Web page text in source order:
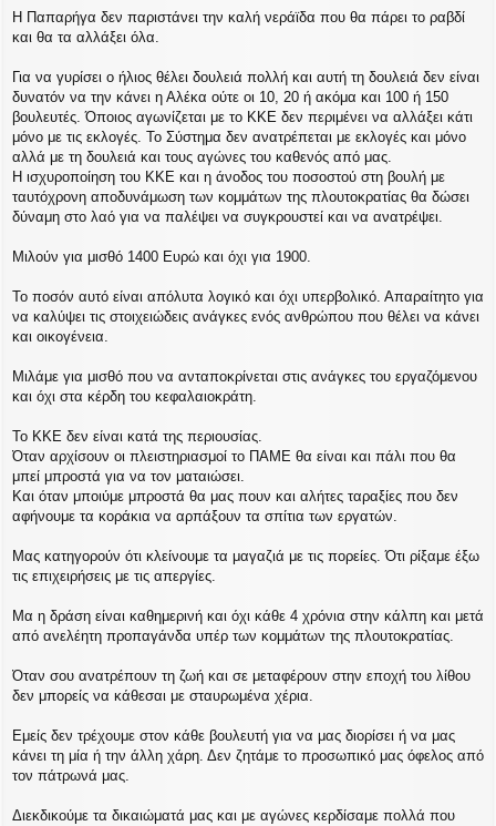
μ
ο
ί
υ
σ
η
Η Παπαρήγα δεν παριστάνει την καλή νεράϊδα που θα πάρει το ραβδί
και θα τα αλλάξει όλα.
Για να γυρίσει ο ήλιος θέλει δουλειά πολλή και αυτή τη δουλειά δεν είναι
δυνατόν να την κάνει η Αλέκα ούτε οι 10, 20 ή ακόμα και 100 ή 150
βουλευτές. Όποιος αγωνίζεται με το ΚΚΕ δεν περιμένει να αλλάξει κάτι
μόνο με τις εκλογές. Το Σύστημα δεν ανατρέπεται με εκλογές και μόνο
αλλά με τη δουλειά και τους αγώνες του καθενός από μας.
Η ισχυροποίηση του ΚΚΕ και η άνοδος του ποσοστού στη βουλή με
ταυτόχρονη αποδυνάμωση των κομμάτων της πλουτοκρατίας θα δώσει
δύναμη στο λαό για να παλέψει να συγκρουστεί και να ανατρέψει.
Μιλούν για μισθό 1400 Ευρώ και όχι για 1900.
Το ποσόν αυτό είναι απόλυτα λογικό και όχι υπερβολικό. Απαραίτητο για
να καλύψει τις στοιχειώδεις ανάγκες ενός ανθρώπου που θέλει να κάνει
και οικογένεια.
Μιλάμε για μισθό που να ανταποκρίνεται στις ανάγκες του εργαζόμενου
και όχι στα κέρδη του κεφαλαιοκράτη.
Το ΚΚΕ δεν είναι κατά της περιουσίας.
Όταν αρχίσουν οι πλειστηριασμοί το ΠΑΜΕ θα είναι και πάλι που θα
μπεί μπροστά για να τον ματαιώσει.
Και όταν μποιύμε μπροστά θα μας πουν και αλήτες ταραξίες που δεν
αφήνουμε τα κοράκια να αρπάξουν τα σπίτια των εργατών.
Μας κατηγορούν ότι κλείνουμε τα μαγαζιά με τις πορείες. Ότι ρίξαμε έξω
τις επιχειρήσεις με τις απεργίες.
Μα η δράση είναι καθημερινή και όχι κάθε 4 χρόνια στην κάλπη και μετά
από ανελέητη προπαγάνδα υπέρ των κομμάτων της πλουτοκρατίας.
Όταν σου ανατρέπουν τη ζωή και σε μεταφέρουν στην εποχή του λίθου
δεν μπορείς να κάθεσαι με σταυρωμένα χέρια.
Εμείς δεν τρέχουμε στον κάθε βουλευτή για να μας διορίσει ή να μας
κάνει τη μία ή την άλλη χάρη. Δεν ζητάμε το προσωπικό μας όφελος από
τον πάτρωνά μας.
Διεκδικούμε τα δικαιώματά μας και με αγώνες κερδίσαμε πολλά που